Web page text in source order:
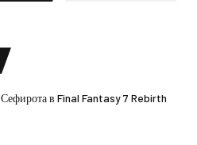
в Final Fantasy 7 Rebirth